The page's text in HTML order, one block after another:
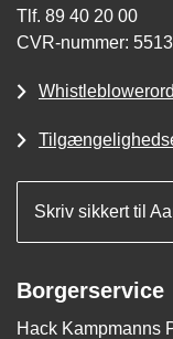
Tlf. 89 40 20 00
CVR-nummer:
Skriv sikkert til
Borgerservice
Hack Kampmanns